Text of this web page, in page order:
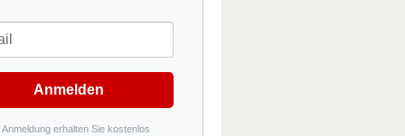
Anmelden
Anmeldung erhalten Sie kostenlos